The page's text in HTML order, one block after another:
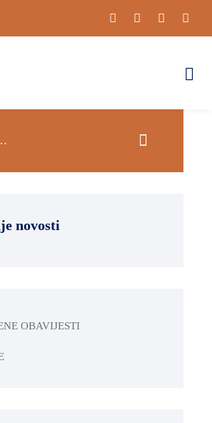
novosti
OBAVIJESTI